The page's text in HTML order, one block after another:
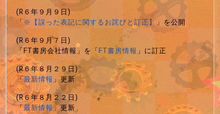
(R６年９月９日)
「※【誤った表記に関するお詫びと訂正】」を公開
(R６年９月７日)
「FT書房会社情報」を「FT書房情報」に訂正
(R６年８月２９日)
「最新情報」更新
(R６年８月２２日)
「最新情報」更新